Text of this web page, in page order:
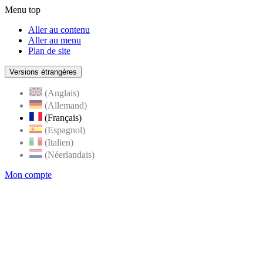
Menu top
Aller au contenu
Aller au menu
Plan de site
Versions étrangères
(Anglais)
(Allemand)
(Français)
(Espagnol)
(Italien)
(Néerlandais)
Mon compte